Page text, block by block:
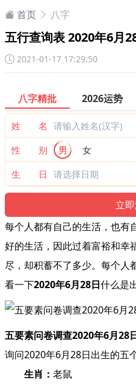
首页 八字
五行查询表 2020年6月
2021-01-17 17:29:50
八字精批 2026运势
姓 名
性 别
男
女
生 日
每个人都有自己的生活，也有
好的生活，因此过着富裕和幸
尽，却积蓄不了多少。每个人
看一下2020年6月28日什么是
五要素问卷调查2020年6月28
询问2020年6月28日出生的五
生肖： 老鼠